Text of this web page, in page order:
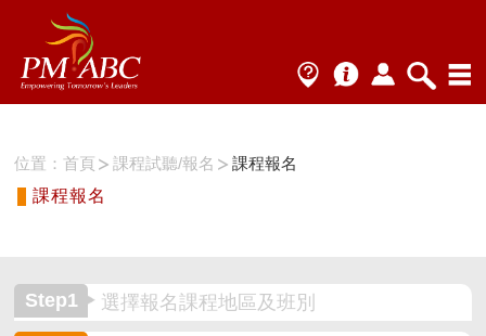
位置：首頁 課程試聽/報名
課程報名
課程報名
Step1 選擇報名課程地區及班別